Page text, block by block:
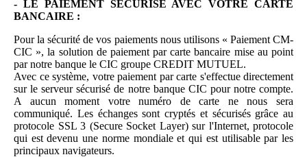
- LE PAIEMENT SECURISE AVEC VOTRE CARTE
BANCAIRE :
Pour la sécurité de vos paiements nous utilisons « Paiement CM-
CIC », la solution de paiement par carte bancaire mise au point
par notre banque le CIC groupe CREDIT MUTUEL.
Avec ce système, votre paiement par carte s'effectue directement
sur le serveur sécurisé de notre banque CIC pour notre compte.
A aucun moment votre numéro de carte ne nous sera
communiqué. Les échanges sont cryptés et sécurisés grâce au
protocole SSL 3 (Secure Socket Layer) sur l'Internet, protocole
qui est devenu une norme mondiale et qui est utilisable par les
principaux navigateurs.